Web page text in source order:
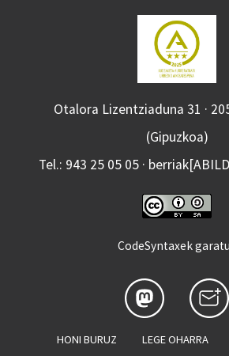
Otalora Lizentziaduna 31 ·
(Gipuzkoa)
Tel.: 943 25 05 05 ·
CodeSyntaxek
HONI BURUZ LEGE OHARRA